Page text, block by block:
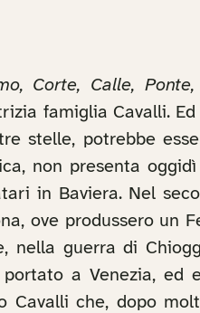
Corte, Calle,
famiglia Cavalli.
stelle, potrebbe
non presenta
in Baviera. Nel
ove produssero un
nella guerra di
a Venezia, ed
Cavalli che, dopo